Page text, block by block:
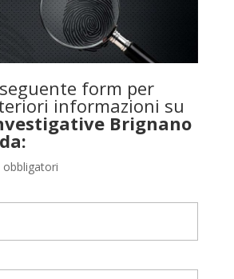
form per
informazioni su
Brignano
obbligatori